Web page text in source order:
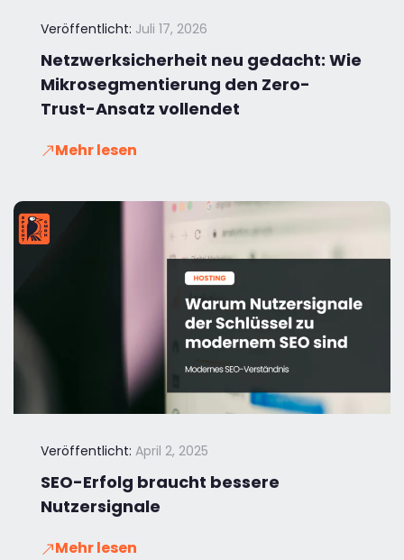
Veröffentlicht: Juli 17, 2026
Netzwerksicherheit neu gedacht: Wie
Mikrosegmentierung den Zero-
Trust-Ansatz vollendet
Mehr lesen
Veröffentlicht: April 2, 2025
SEO-Erfolg braucht bessere
Nutzersignale
Mehr lesen